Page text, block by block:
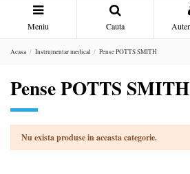
Meniu Cauta
Acasa Instrumentar medical Pense POTTS SMITH
Pense POTTS SMITH
Nu exista produse in aceasta categorie.